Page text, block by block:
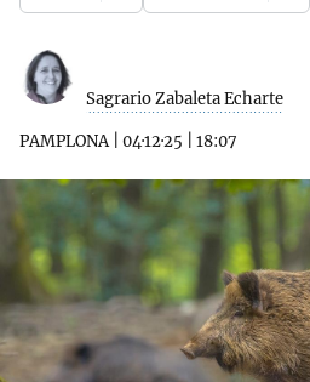
Sagrario Zabaleta Echarte
PAMPLONA| 04·12·25 18:07